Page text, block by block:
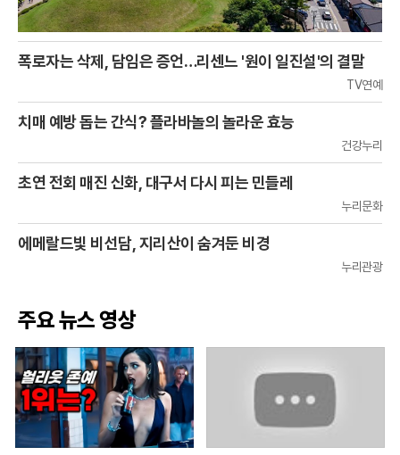
폭로자는 삭제, 담임은 증언…리센느 '원이 일진설'의 결말
TV연예
치매 예방 돕는 간식? 플라바놀의 놀라운 효능
건강누리
초연 전회 매진 신화, 대구서 다시 피는 민들레
누리문화
에메랄드빛 비선담, 지리산이 숨겨둔 비경
누리관광
주요 뉴스 영상